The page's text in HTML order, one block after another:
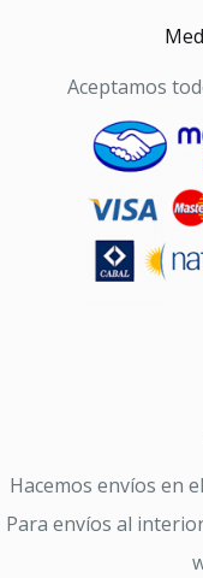
Aceptamos
Hacemos envíos en
Para envíos al